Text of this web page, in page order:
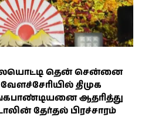
தென் சென்னை
திமுக
ஆதரித்து
தேர்தல் பிரச்சாரம்